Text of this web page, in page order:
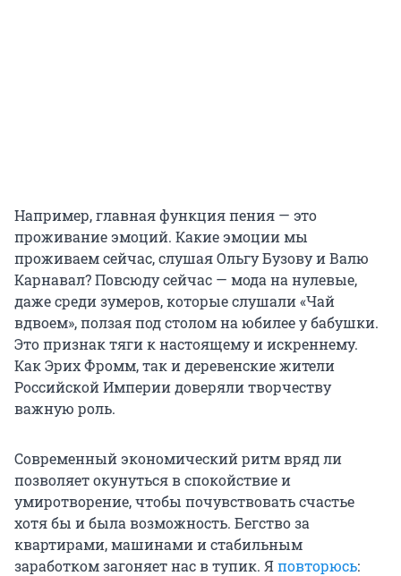
Например, главная функция пения — это
проживание эмоций. Какие эмоции мы
проживаем сейчас, слушая Ольгу Бузову и Валю
Карнавал? Повсюду сейчас — мода на нулевые,
даже среди зумеров, которые слушали «Чай
вдвоем», ползая под столом на юбилее у бабушки.
Это признак тяги к настоящему и искреннему.
Как Эрих Фромм, так и деревенские жители
Российской Империи доверяли творчеству
важную роль.
Современный экономический ритм вряд ли
позволяет окунуться в спокойствие и
умиротворение, чтобы почувствовать счастье
хотя бы и была возможность. Бегство за
квартирами, машинами и стабильным
заработком загоняет нас в тупик. Яповторюсь: